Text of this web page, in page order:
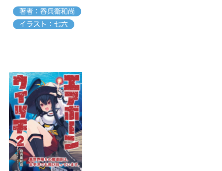
著者：呑兵衛和尚
イラスト：七六